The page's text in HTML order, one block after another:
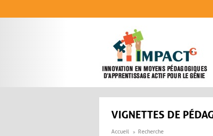
VIGNETTES DE
Accueil Recherche